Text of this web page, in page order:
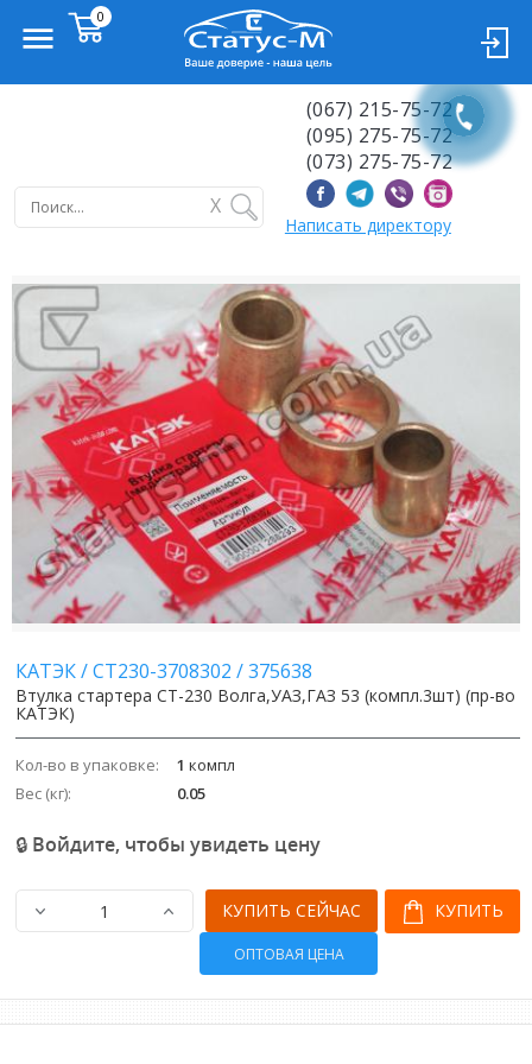
X
(067) 215-75-72
(095) 275-75-72
(073) 275-75-72
Написать директору
КАТЭК/СТ230-3708302 /375638
Втулка стартера СТ-230 Волга,УАЗ,ГАЗ 53 (компл.3шт) (пр-во
КАТЭК)
Кол-во в упаковке: 1 компл
Вес (кг):
0.05
🔒 Войдите, чтобы увидеть цену
КУПИТЬ
КУПИТЬ СЕЙЧАС
ОПТОВАЯ ЦЕНА